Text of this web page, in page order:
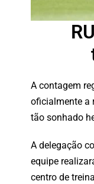
A contagem
oficialmente a
tão sonhado
A delegação
equipe
centro de